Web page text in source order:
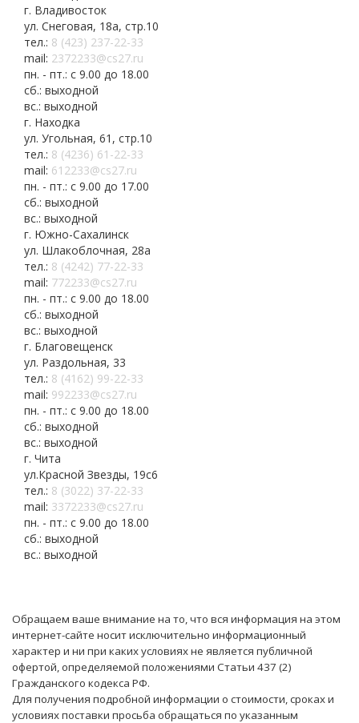
г. Владивосток
ул. Снеговая, 18а, стр.10
тел.: 8 (423) 237-22-33
mail: 2372233@cs27.ru
пн. - пт.: с 9.00 до 18.00
сб.: выходной
вс.: выходной
г. Находка
ул. Угольная, 61, стр.10
тел.: 8 (4236) 61-22-33
mail: 612233@cs27.ru
пн. - пт.: с 9.00 до 17.00
сб.: выходной
вс.: выходной
г. Южно-Сахалинск
ул. Шлакоблочная, 28а
тел.: 8 (4242) 77-22-33
mail: 772233@cs27.ru
пн. - пт.: с 9.00 до 18.00
сб.: выходной
вс.: выходной
г. Благовещенск
ул. Раздольная, 33
тел.: 8 (4162) 99-22-33
mail: 992233@cs27.ru
пн. - пт.: с 9.00 до 18.00
сб.: выходной
вс.: выходной
г. Чита
ул.Красной Звезды, 19с6
тел.: 8 (3022) 37-22-33
mail: 3372233@cs27.ru
пн. - пт.: с 9.00 до 18.00
сб.: выходной
вс.: выходной
Обращаем ваше внимание на то, что вся информация на этом
интернет-сайте носит исключительно информационный
характер и ни при каких условиях не является публичной
офертой, определяемой положениями Статьи 437 (2)
Гражданского кодекса РФ.
Для получения подробной информации о стоимости, сроках и
условиях поставки просьба обращаться по указанным